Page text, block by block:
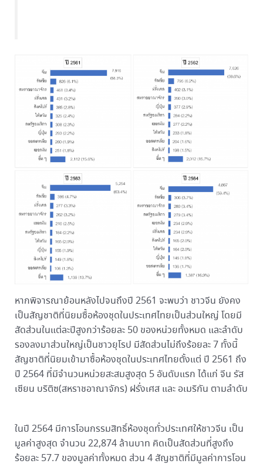
หากพิจารณาย้อนหลังไปจนถึงปี 2561 จะพบว่า ชาวจีน ยังคง
เป็นสัญชาติที่นิยมซื้อห้องชุดในประเทศไทยเป็นส่วนใหญ่ โดยมี
สัดส่วนในแต่ละปีสูงกว่าร้อยละ 50 ของหน่วยทั้งหมด และลำดับ
รองลงมาส่วนใหญ่เป็นชาวยุโรป มีสัดส่วนไม่ถึงร้อยละ 7 ทั้งนี้
สัญชาติที่นิยมเข้ามาซื้อห้องชุดในประเทศไทยตั้งแต่ ปี 2561 ถึง
ปี 2564 ที่มีจำนวนหน่วยสะสมสูงสุด 5 อันดับแรก ได้แก่ จีน รัส
เซียน บริติซ(สหราชอาณาจักร) ฝรั่งเศส และ อเมริกัน ตามลำดับ
ในปี 2564 มีการโอนกรรมสิทธิ์ห้องชุดทั่วประเทศให้ชาวจีน เป็น
มูลค่าสูงสุด จำนวน 22,874 ล้านบาท คิดเป็นสัดส่วนที่สูงถึง
ร้อยละ 57.7 ของมูลค่าทั้งหมด ส่วน 4 สัญชาติที่มีมูลค่าการโอน